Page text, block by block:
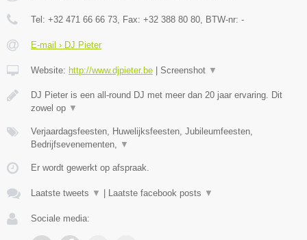
Tel: +32 471 66 66 73 , Fax: +32 388 80 80 , BTW-nr: -
E-mail › DJ Pieter
Website: http://www.djpieter.be | Screenshot ▼
DJ Pieter is een all-round DJ met meer dan 20 jaar ervaring. Dit
zowel op ▼
Verjaardagsfeesten, Huwelijksfeesten, Jubileumfeesten,
Bedrijfsevenementen,
▼
Er wordt gewerkt op afspraak.
Laatste tweets ▼ | Laatste facebook posts ▼
Sociale media: